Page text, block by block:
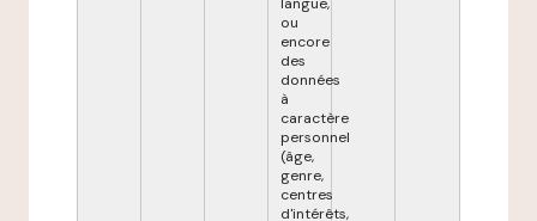
ou
encore
des
données
à
caractère
personnel
(âge,
genre,
centres
d'intérêts,